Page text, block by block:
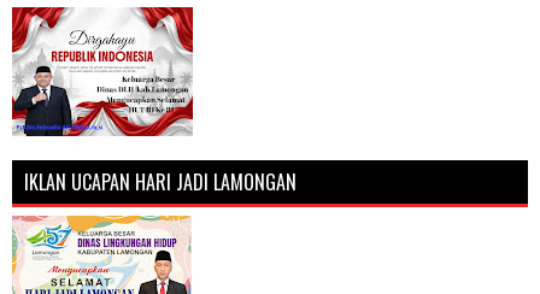
IKLAN UCAPAN HARI JADI LAMONGAN